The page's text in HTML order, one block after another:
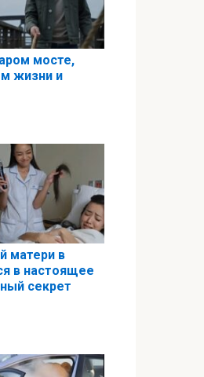
мосте,
жизни и
матери в
в настоящее
секрет